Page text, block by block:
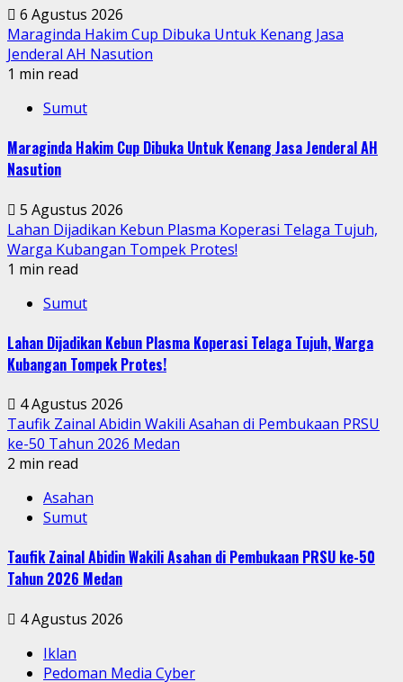
6 Agustus 2026
Maraginda Hakim Cup Dibuka Untuk Kenang Jasa
Jenderal AH Nasution
1 min read
Sumut
Maraginda Hakim Cup Dibuka Untuk Kenang Jasa Jenderal AH
Nasution
5 Agustus 2026
Lahan Dijadikan Kebun Plasma Koperasi Telaga Tujuh,
Warga Kubangan Tompek Protes!
1 min read
Sumut
Lahan Dijadikan Kebun Plasma Koperasi Telaga Tujuh, Warga
Kubangan Tompek Protes!
4 Agustus 2026
Taufik Zainal Abidin Wakili Asahan di Pembukaan PRSU
ke-50 Tahun 2026 Medan
2 min read
Asahan
Sumut
Taufik Zainal Abidin Wakili Asahan di Pembukaan PRSU ke-50
Tahun 2026 Medan
4 Agustus 2026
Iklan
Pedoman Media Cyber